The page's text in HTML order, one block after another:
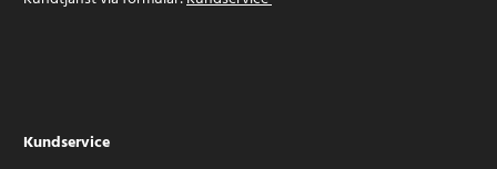
Kundservice